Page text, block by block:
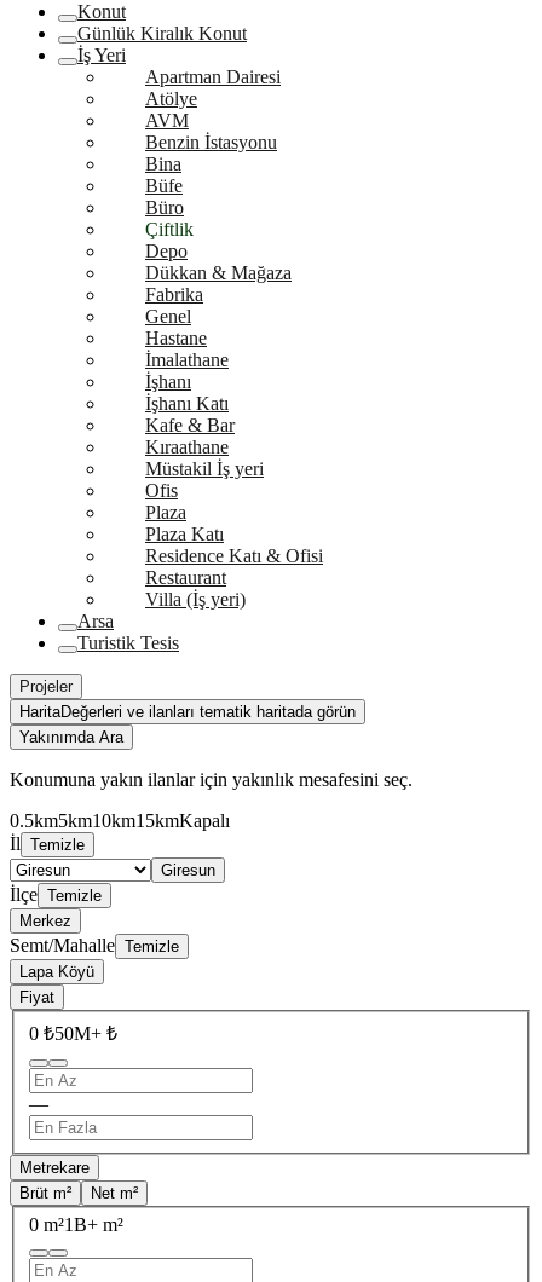
Konut
Günlük Kiralık Konut
İş Yeri
Apartman Dairesi
Atölye
AVM
Benzin İstasyonu
Bina
Büfe
Büro
Çiftlik
Depo
Dükkan & Mağaza
Fabrika
Genel
Hastane
İmalathane
İşhanı
İşhanı Katı
Kafe & Bar
Kıraathane
Müstakil İş yeri
Ofis
Plaza
Plaza Katı
Residence Katı & Ofisi
Restaurant
Villa (İş yeri)
Arsa
Turistik Tesis
Projeler
HaritaDeğerleri ve ilanları tematik haritada görün
Yakınımda Ara
Konumuna yakın ilanlar için yakınlık mesafesini seç.
0.5km5km10km15kmKapalı
İl Temizle
Giresun
İlçe Temizle
Merkez
Semt/Mahalle Temizle
Lapa Köyü
Fiyat
0 ₺50M+ ₺
—
Metrekare
Brüt m²
Net m²
0 m²1B+ m²